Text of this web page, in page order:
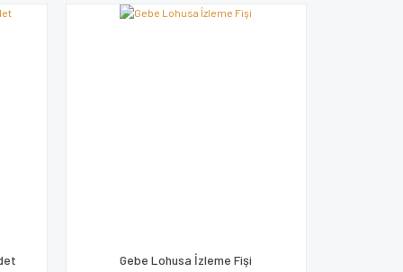
Gebe Lohusa İzleme Fişi